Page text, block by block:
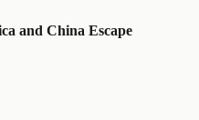
and China Escape